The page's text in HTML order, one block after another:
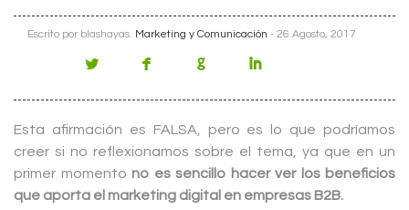
Escrito por blashayas. Marketing y Comunicación - 26 Agosto, 2017
Esta afirmación es FALSA, pero es lo que podríamos
creer si no reflexionamos sobre el tema, ya que en un
primer momento no es sencillo hacer ver los beneficios
que aporta el marketing digital en empresas B2B.